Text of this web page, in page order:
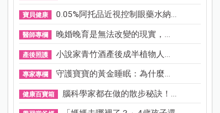
寶貝健康 0.05%阿托品近視控制眼藥水納...
醫師專欄 晚婚晚育是無法改變的現實，...
產後照護 小說家青竹酒產後成半植物人...
專家專欄 守護寶寶的黃金睡眠：為什麼...
健康百寶箱 腦科學家都在做的散步秘訣！...